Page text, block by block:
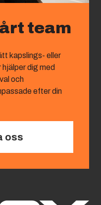
team
kapslings- eller
dig med
och
efter din
oss